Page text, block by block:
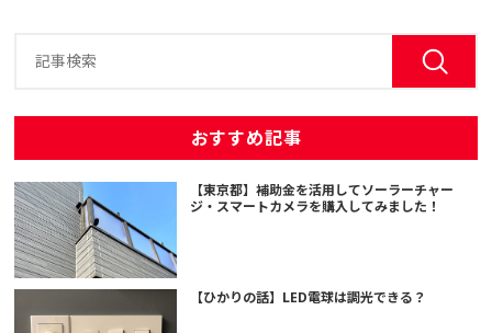
おすすめ記事
【東京都】補助金を活用してソーラーチャー
ジ・スマートカメラを購入してみました！
【ひかりの話】LED電球は調光できる？